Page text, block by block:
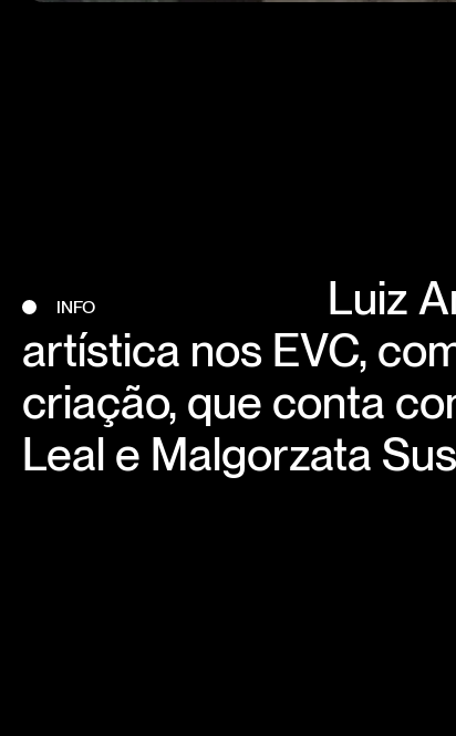
INFO
Luiz
artística nos EVC,
criação, que conta
Leal e Malgorzata